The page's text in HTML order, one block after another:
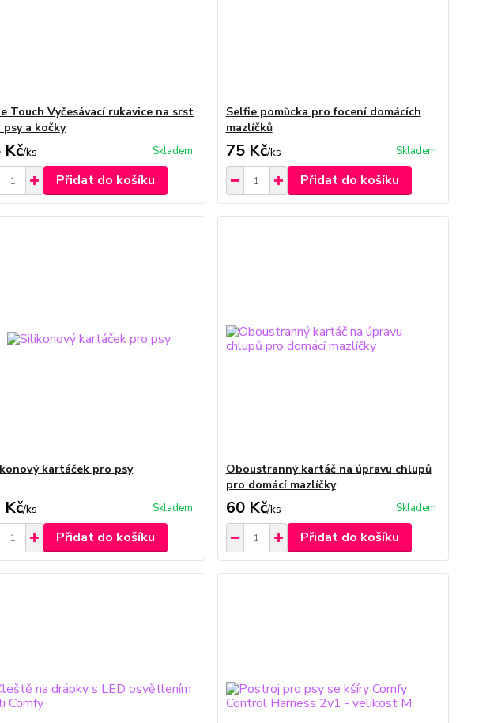
Touch Vyčesávací rukavice na srst
psy a kočky
Kč/ks Skladem
Přidat do košíku
Selfie pomůcka pro focení domácích
mazlíčků
75 Kč/ks Skladem
Přidat do košíku
kartáček pro psy
Kč/ks Skladem
Přidat do košíku
Oboustranný kartáč na úpravu chlupů
pro domácí mazlíčky
60 Kč/ks Skladem
Přidat do košíku